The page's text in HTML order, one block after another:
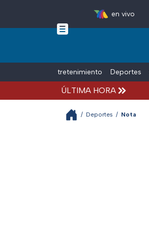
Skip to main content
en vivo
Entretenimiento Deportes
ÚLTIMA HORA
/ Deportes / Nota